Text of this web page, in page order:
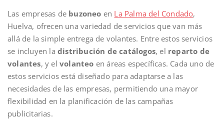
Las empresas de buzoneo en La Palma del Condado,
Huelva, ofrecen una variedad de servicios que van más
allá de la simple entrega de volantes. Entre estos servicios
se incluyen la distribución de catálogos, el reparto de
volantes, y elvolanteo en áreas específicas. Cada uno de
estos servicios está diseñado para adaptarse a las
necesidades de las empresas, permitiendo una mayor
flexibilidad en la planificación de las campañas
publicitarias.